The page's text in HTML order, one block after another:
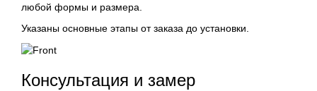
любой формы и размера.
Указаны основные этапы от заказа до установки.
Консультация и замер